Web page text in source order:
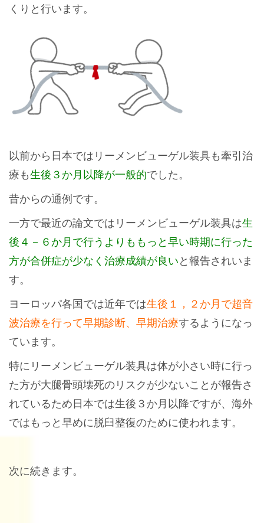
くりと行います。
以前から日本ではリーメンビューゲル装具も牽引治
療も生後３か月以降が一般的でした。
昔からの通例です。
一方で最近の論文ではリーメンビューゲル装具は生
後４－６か月で行うよりももっと早い時期に行った
方が合併症が少なく治療成績が良いと報告されいま
す。
ヨーロッパ各国では近年では生後１，２か月で超音
波治療を行って早期診断、早期治療するようになっ
ています。
特にリーメンビューゲル装具は体が小さい時に行っ
た方が大腿骨頭壊死のリスクが少ないことが報告さ
れているため日本では生後３か月以降ですが、海外
ではもっと早めに脱臼整復のために使われます。
次に続きます。